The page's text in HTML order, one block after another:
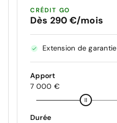
CRÉDIT GO
Dès 290 €/mois
Extension de garantie
Apport
7 000 €
Durée